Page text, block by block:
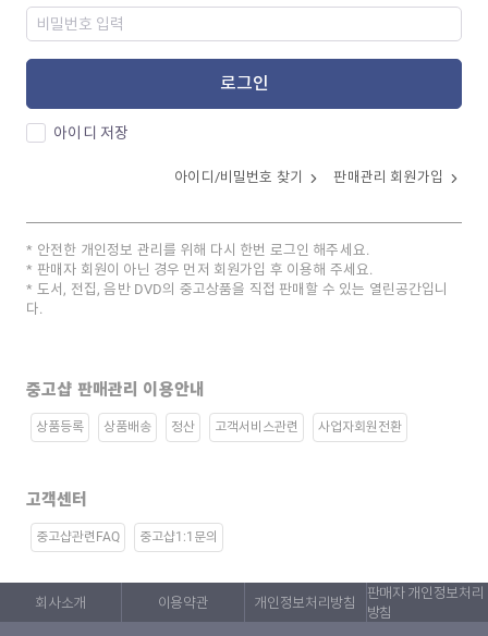
로그인
아이디 저장
아이디/비밀번호 찾기 판매관리 회원가입
안전한 개인정보 관리를 위해 다시 한번 로그인 해주세요.
판매자 회원이 아닌 경우 먼저 회원가입 후 이용해 주세요.
도서, 전집, 음반 DVD의 중고상품을 직접 판매할 수 있는 열린공간입니
다.
중고샵 판매관리 이용안내
상품등록 상품배송 정산 고객서비스관련 사업자회원전환
고객센터
중고샵관련FAQ 중고샵1:1문의
회사소개 이용약관 개인정보처리방침
판매자 개인정보처리
방침